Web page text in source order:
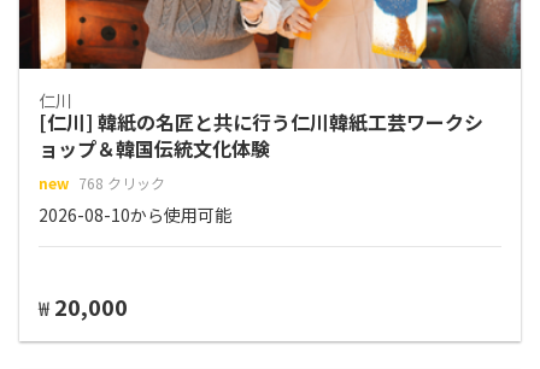
仁川
[仁川] 韓紙の名匠と共に行う仁川韓紙工芸ワークシ
ョップ＆韓国伝統文化体験
new 768 クリック
2026-08-10から使用可能
₩ 20,000